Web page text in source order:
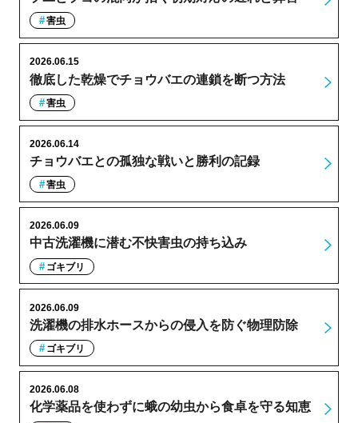
害虫
徹底した乾燥でチョウバエの連鎖を断つ方法
2026.06.15
害虫
チョウバエとの孤独な戦いと勝利の記録
2026.06.14
害虫
中古洗濯機に潜む不快害虫の持ち込み
2026.06.09
ゴキブリ
洗濯機の排水ホースからの侵入を防ぐ物理防除
2026.06.09
ゴキブリ
化学薬品を使わずに蛾の幼虫から食卓を守る知恵
2026.06.08